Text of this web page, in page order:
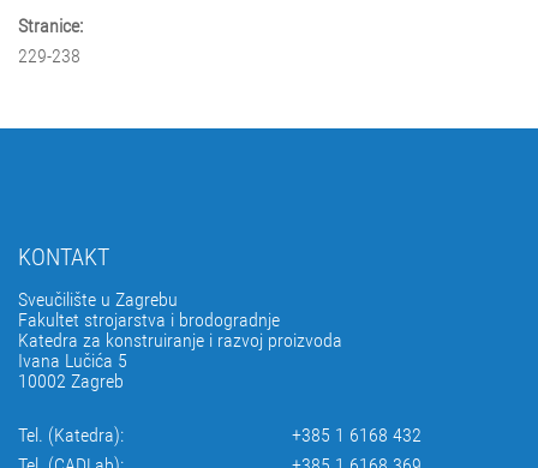
Stranice:
229-238
KONTAKT
Sveučilište u Zagrebu
Fakultet strojarstva i brodogradnje
Katedra za konstruiranje i razvoj proizvoda
Ivana Lučića 5
10002 Zagreb
Tel. (Katedra):
+385 1 6168 432